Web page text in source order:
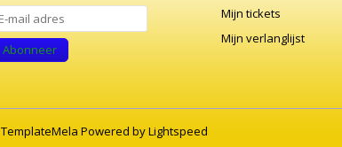
Abonneer
Mijn tickets
Mijn verlanglijst
TemplateMela Powered byLightspeed